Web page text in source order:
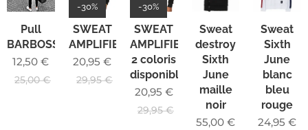
Pull
BARBOSSA
12,50 €
25,00€
SWEAT
AMPLIFIED
-30%
20,95 €
29,95€
SWEAT
AMPLIFIED
2 coloris
disponible
-30%
20,95 €
29,95€
Sweat
destroy
Sixth
June
maille
noir
55,00 €
Sweat
Sixth
June
blanc
bleu
rouge
24,95 €